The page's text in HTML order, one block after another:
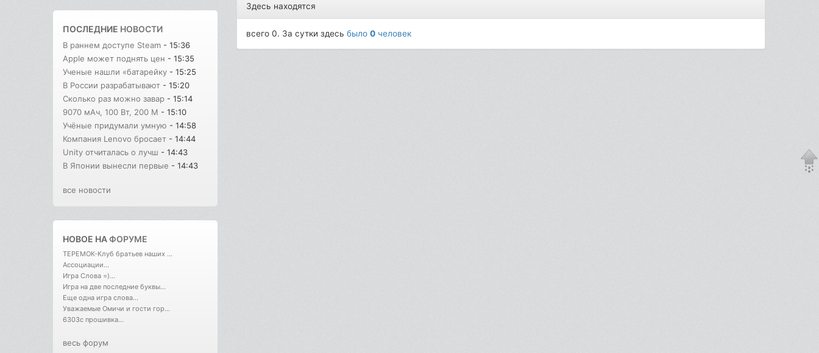
ПОСЛЕДНИЕ НОВОСТИ
В раннем доступе Steam - 15:36
Apple может поднять цен - 15:35
Ученые нашли «батарейку - 15:25
В России разрабатывают - 15:20
Сколько раз можно завар - 15:14
9070 мАч, 100 Вт, 200 М - 15:10
Учёные придумали умную - 14:58
Компания Lenovo бросает - 14:44
Unity отчиталась о лучш - 14:43
В Японии вынесли первые - 14:43
все новости
НОВОЕ НАФОРУМЕ
ТЕРЕМОК-Клуб братьев наших ...
Ассоциации...
Игра Слова =)...
Игра на две последние буквы...
Еще одна игра слова...
Уважаемые Омичи и гости гор...
6303с прошивка...
весь форум
Здесь находятся
всего 0. За сутки здесьбыло0 человек